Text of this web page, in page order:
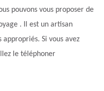
pouvons vous proposer de
. Il est un artisan
Si vous avez
le téléphoner